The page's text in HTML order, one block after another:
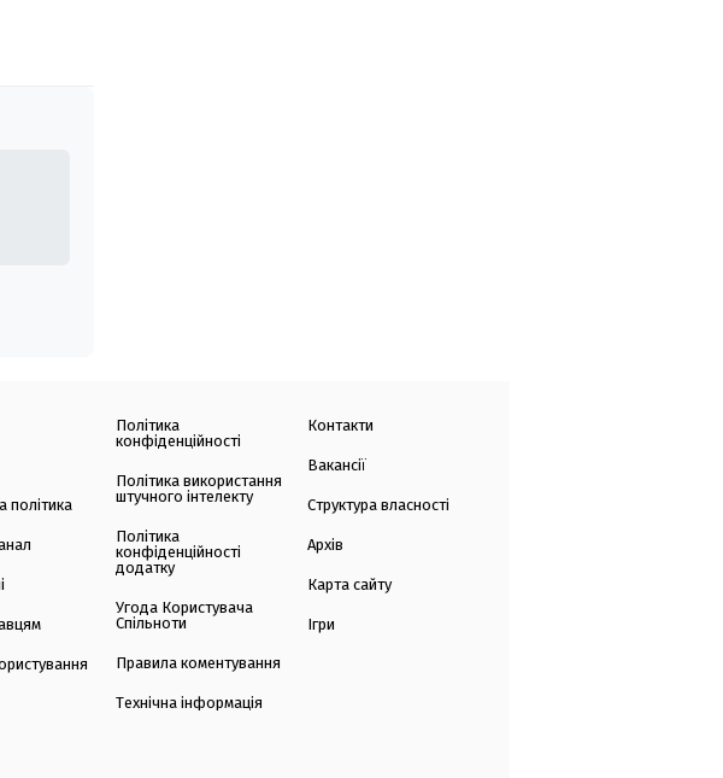
політика
Політика
конфіденційності
Політика використання
штучного інтелекту
Політика
конфіденційності
додатку
Угода Користувача
Спільноти
Правила коментування
Технічна інформація
Контакти
Вакансії
Структура власності
Архів
Карта сайту
Ігри